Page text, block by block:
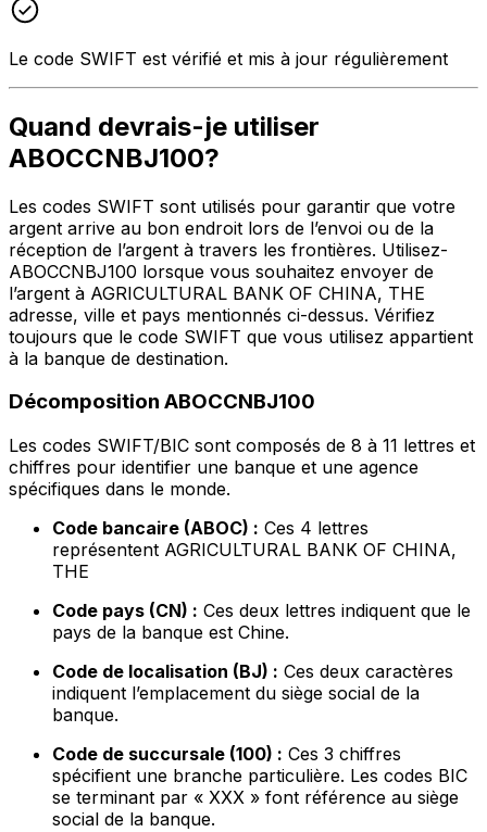
Le code SWIFT est vérifié et mis à jour régulièrement
Quand devrais-je utiliser
ABOCCNBJ100?
Les codes SWIFT sont utilisés pour garantir que votre
argent arrive au bon endroit lors de l’envoi ou de la
réception de l’argent à travers les frontières. Utilisez-
ABOCCNBJ100 lorsque vous souhaitez envoyer de
l’argent à AGRICULTURAL BANK OF CHINA, THE
adresse, ville et pays mentionnés ci-dessus. Vérifiez
toujours que le code SWIFT que vous utilisez appartient
à la banque de destination.
Décomposition ABOCCNBJ100
Les codes SWIFT/BIC sont composés de 8 à 11 lettres et
chiffres pour identifier une banque et une agence
spécifiques dans le monde.
Code bancaire (ABOC) : Ces 4 lettres
représentent AGRICULTURAL BANK OF CHINA,
THE
Code pays (CN) : Ces deux lettres indiquent que le
pays de la banque est Chine.
Code de localisation (BJ) : Ces deux caractères
indiquent l’emplacement du siège social de la
banque.
Code de succursale (100) : Ces 3 chiffres
spécifient une branche particulière. Les codes BIC
se terminant par « XXX » font référence au siège
social de la banque.